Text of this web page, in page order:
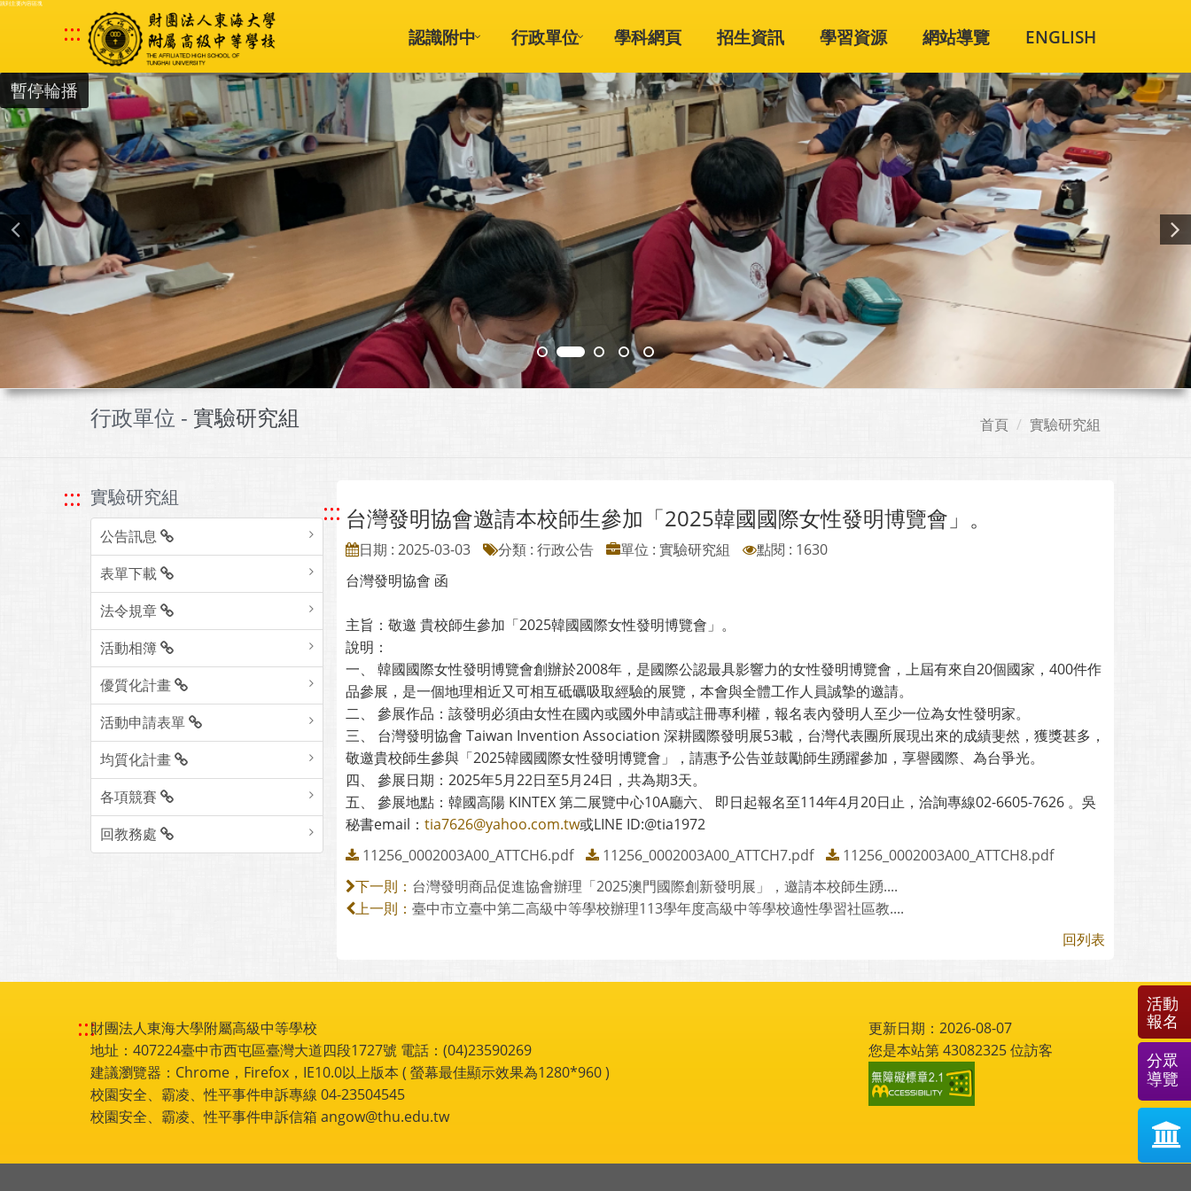
跳到主要內容區塊
::: 認識附中 行政單位 學科網頁 招生資訊 學習資源 網站導覽 ENGLISH
暫停輪播
行政單位 - 實驗研究組 首頁 實驗研究組
::: 實驗研究組
公告訊息
表單下載
法令規章
活動相簿
優質化計畫
活動申請表單
均質化計畫
各項競賽
回教務處
::: 台灣發明協會邀請本校師生參加「2025韓國國際女性發明博覽會」。
日期 : 2025-03-03 分類 : 行政公告 單位 : 實驗研究組
點閱 : 1630
台灣發明協會 函
主旨：敬邀 貴校師生參加「2025韓國國際女性發明博覽會」。
說明：
一、 韓國國際女性發明博覽會創辦於2008年，是國際公認最具影響力的女性發明博覽會，上屆有來自20個國家，400件作
品參展，是一個地理相近又可相互砥礪吸取經驗的展覽，本會與全體工作人員誠摯的邀請。
二、 參展作品：該發明必須由女性在國內或國外申請或註冊專利權，報名表內發明人至少一位為女性發明家。
三、 台灣發明協會 Taiwan Invention Association 深耕國際發明展53載，台灣代表團所展現出來的成績斐然，獲獎甚多，
敬邀貴校師生參與「2025韓國國際女性發明博覽會」，請惠予公告並鼓勵師生踴躍參加，享譽國際、為台爭光。
四、 參展日期：2025年5月22日至5月24日，共為期3天。
五、 參展地點：韓國高陽 KINTEX 第二展覽中心10A廳六、 即日起報名至114年4月20日止，洽詢專線02-6605-7626 。吳
秘書email： tia7626@yahoo.com.tw或LINE ID:@tia1972
11256_0002003A00_ATTCH6.pdf
11256_0002003A00_ATTCH7.pdf 11256_0002003A00_ATTCH8.pdf
下一則： 台灣發明商品促進協會辦理「2025澳門國際創新發明展」，邀請本校師生踴....
上一則： 臺中市立臺中第二高級中等學校辦理113學年度高級中等學校適性學習社區教....
回列表
:::財團法人東海大學附屬高級中等學校
地址：407224臺中市西屯區臺灣大道四段1727號 電話：(04)23590269
建議瀏覽器：Chrome，Firefox，IE10.0以上版本 ( 螢幕最佳顯示效果為1280*960 )
校園安全、霸凌、性平事件申訴專線 04-23504545
校園安全、霸凌、性平事件申訴信箱 angow@thu.edu.tw
更新日期：2026-08-07
您是本站第43082325位訪客
活動
報名
分眾
導覽